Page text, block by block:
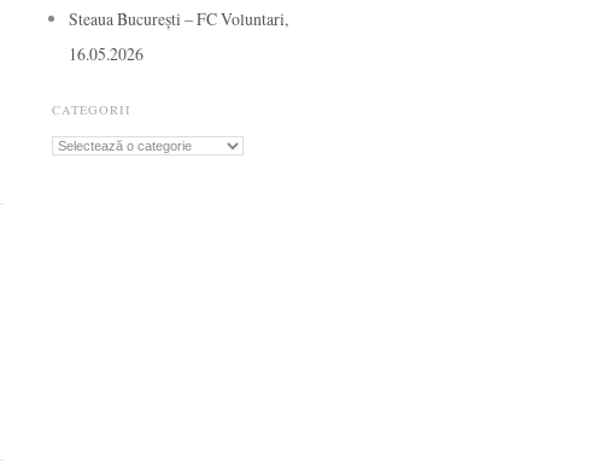
Steaua București – FC Voluntari,
16.05.2026
CATEGORII
Categorii